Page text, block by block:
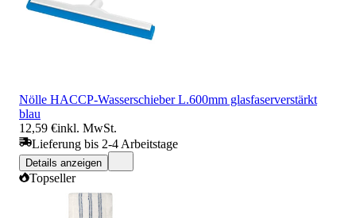
Nölle HACCP-Wasserschieber L.600mm glasfaserverstärkt
blau
12,59 €inkl. MwSt.
Lieferung bis 2-4 Arbeitstage
Details anzeigen
Topseller